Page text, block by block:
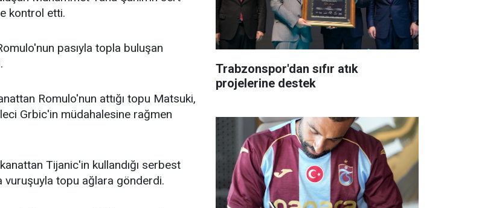
kontrol etti.
pasıyla topla buluşan
Romulo'nun attığı topu Matsuki,
Grbic'in müdahalesine rağmen
Tijanic'in kullandığı serbest
vuruşuyla topu ağlara gönderdi.
Trabzonspor'dan sıfır atık
projelerine destek